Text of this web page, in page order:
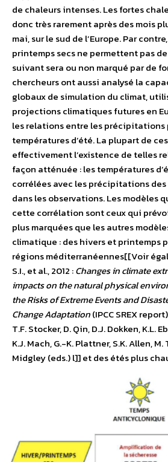
de chaleurs intenses. Les fortes
donc très rarement après des mois
mai, sur le sud de l’Europe. Par
printemps secs ne permettent pas
suivant sera ou non marqué par de
chercheurs ont aussi analysé la
globaux de simulation du climat,
projections climatiques futures en
les relations entre les
températures d’été. La plupart de
effectivement l’existence de telles
façon atténuée : les températures
corrélées avec les précipitations
dans les observations. Les modèles
cette corrélation sont ceux qui
plus marquées que les autres
climatique : des hivers et printemps
régions méditerranéennes[[Voir
S.I., et al., 2012 :Changes in climate
impacts on the natural physical
the Risks of Extreme Events and
Change Adaptation(IPCC SREX
T.F. Stocker, D. Qin, D.J. Dokken, K.L.
K.J. Mach, G.-K. Plattner, S.K. Allen, M.
Midgley (eds.) l]] et des étés plus